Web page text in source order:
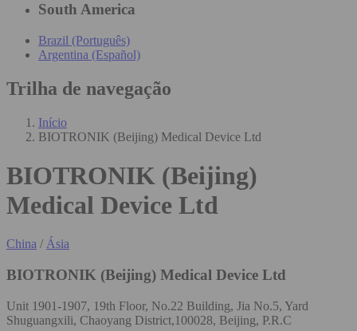
South America
Brazil (Português)
Argentina (Español)
Trilha de navegação
Início
BIOTRONIK (Beijing) Medical Device Ltd
BIOTRONIK (Beijing)
Medical Device Ltd
China / Ásia
BIOTRONIK (Beijing) Medical Device Ltd
Unit 1901-1907, 19th Floor, No.22 Building, Jia No.5, Yard
Shuguangxili, Chaoyang District,100028, Beijing, P.R.C